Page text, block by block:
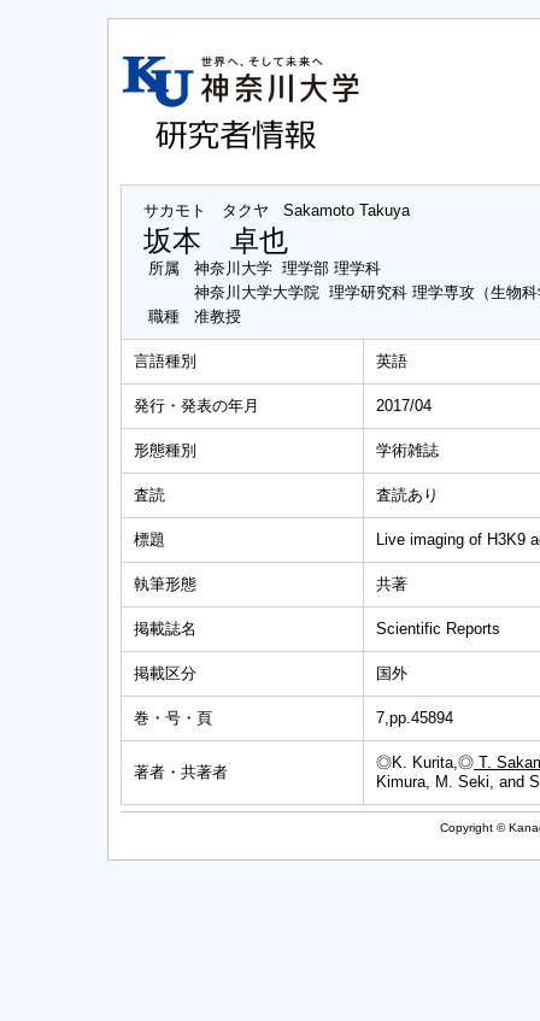
サカモト タクヤ Sakamoto Takuya
坂本 卓也
所属
神奈川大学 理学部 理学科
神奈川大学大学院 理学研究科 理学専攻（生物
職種
准教授
言語種別 英語
発行・発表の年月 2017/04
形態種別 学術雑誌
査読 査読あり
標題 Live imaging of H3K9
執筆形態 共著
掲載誌名 Scientific Reports
掲載区分 国外
巻・号・頁 7,pp.45894
著者・共著者
◎K. Kurita,◎ T.
Kimura, M. Seki, and
Copyright ©